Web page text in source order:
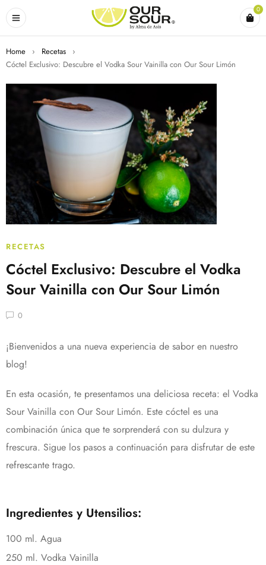
0
Home › Recetas
›
Cóctel Exclusivo: Descubre el Vodka Sour Vainilla con Our Sour Limón
RECETAS
Cóctel Exclusivo: Descubre el Vodka
Sour Vainilla con Our Sour Limón
0
¡Bienvenidos a una nueva experiencia de sabor en nuestro
blog!
En esta ocasión, te presentamos una deliciosa receta: el Vodka
Sour Vainilla con Our Sour Limón. Este cóctel es una
combinación única que te sorprenderá con su dulzura y
frescura. Sigue los pasos a continuación para disfrutar de este
refrescante trago.
Ingredientes y Utensilios:
100 ml. Agua
250 ml. Vodka Vainilla